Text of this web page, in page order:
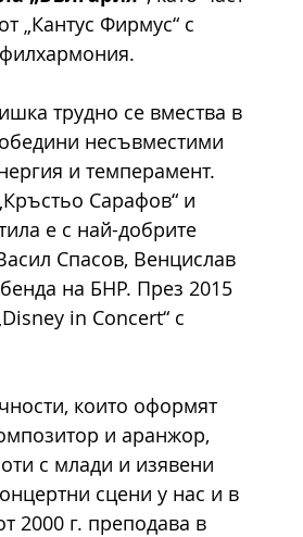
„Кантус Фирмус“ с
трудно се вмества в
несъвместими
и темперамент.
Сарафов“ и
е с най-добрите
Спасов, Венцислав
на БНР. През 2015
in Concert“ с
които оформят
и аранжор,
с млади и изявени
сцени у нас и в
2000 г. преподава в